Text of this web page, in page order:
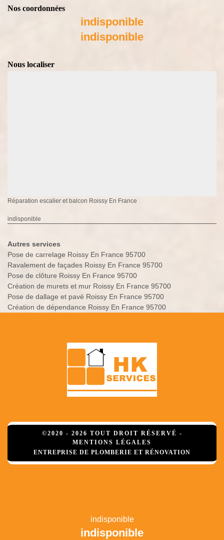
Nos coordonnées
indisponible
indisponible
Nous localiser
Réparation escalier et balcon Roissy En France
indisponible
Autres services
Pose de carrelage Roissy En France 95700
Ravalement de façades Roissy En France 95700
Pose de clôture Roissy En France 95700
Création de murets et mur Roissy En France 95700
Pose de dallage et pavé Roissy En France 95700
Création de dépendance Roissy En France 95700
©2020 - 2026 TOUT DROIT RÉSERVÉ -
MENTIONS LÉGALES
ENTREPRISE DE PLOMBERIE ET RÉNOVATION
indisponible
indisponible